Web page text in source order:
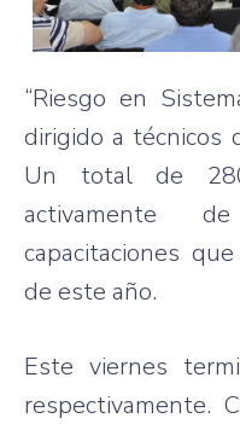
“Riesgo en
dirigido a técnicos
Un total de
activamente
capacitaciones que
de este año.
Este viernes
respectivamente.